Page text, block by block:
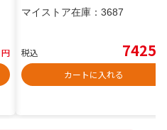
円
マイストア在庫： 3687
税込 7425
カートに入れる